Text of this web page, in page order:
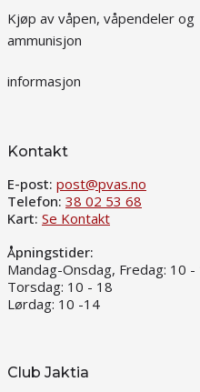
Kjøp av våpen, våpendeler og
ammunisjon
informasjon
Kontakt
E-post: post@pvas.no
Telefon: 38 02 53 68
Kart: Se Kontakt
Åpningstider:
Mandag-Onsdag, Fredag: 10 -
Torsdag: 10 - 18
Lørdag: 10 -14
Club Jaktia